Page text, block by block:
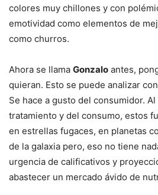
colores muy chillones y con
emotividad como elementos de
como churros.
Ahora se llama Gonzalo antes,
quieran. Esto se puede analizar
Se hace a gusto del consumidor.
tratamiento y del consumo, estos
en estrellas fugaces, en planetas
de la galaxia pero, eso no tiene
urgencia de calificativos y
abastecer un mercado ávido de